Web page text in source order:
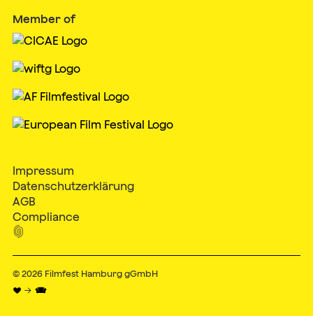
Member of
Impressum
Datenschutzerklärung
AGB
Compliance

© 2026 Filmfest Hamburg gGmbH
♥ → 